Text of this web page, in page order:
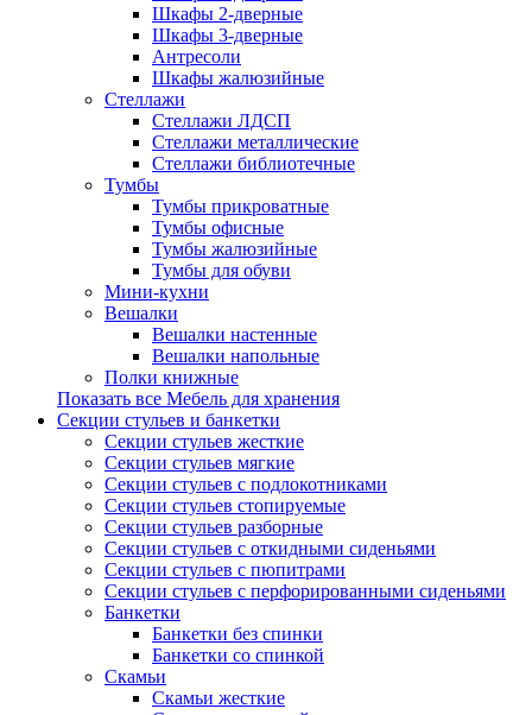
Шкафы 2-дверные
Шкафы 3-дверные
Антресоли
Шкафы жалюзийные
Стеллажи
Стеллажи ЛДСП
Стеллажи металлические
Стеллажи библиотечные
Тумбы
Тумбы прикроватные
Тумбы офисные
Тумбы жалюзийные
Тумбы для обуви
Мини-кухни
Вешалки
Вешалки настенные
Вешалки напольные
Полки книжные
Показать все Мебель для хранения
Секции стульев и банкетки
Секции стульев жесткие
Секции стульев мягкие
Секции стульев с подлокотниками
Секции стульев стопируемые
Секции стульев разборные
Секции стульев с откидными сиденьями
Секции стульев с пюпитрами
Секции стульев с перфорированными сиденьями
Банкетки
Банкетки без спинки
Банкетки со спинкой
Скамьи
Скамьи жесткие